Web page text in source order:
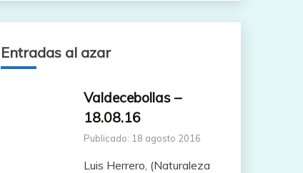
Entradas al azar
Valdecebollas –
18.08.16
Publicado: 18 agosto 2016
Luis Herrero, (Naturaleza